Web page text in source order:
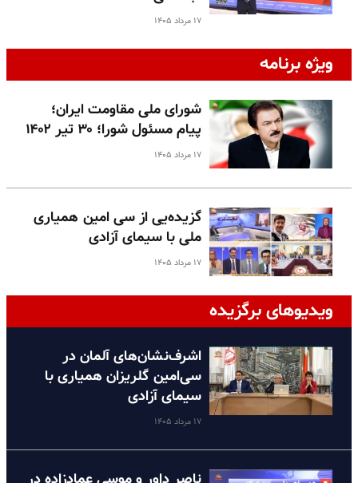
۱۷ مرداد ۱۴۰۵
ویژه برنامه
شورای ملی مقاومت ایران؛
پیام مسئول شورا؛ ۳۰ تیر ۱۴۰۲
۱۷ مرداد ۱۴۰۵
گزیده‌یی از سی امین همیاری
ملی با سیمای آزادی
۱۷ مرداد ۱۴۰۵
ویدیوهای برگزیده
اشرف‌نشان‌های آلمان در
سی‌امین گلریزان همیاری با
سیمای آزادی
۱۷ مرداد ۱۴۰۵